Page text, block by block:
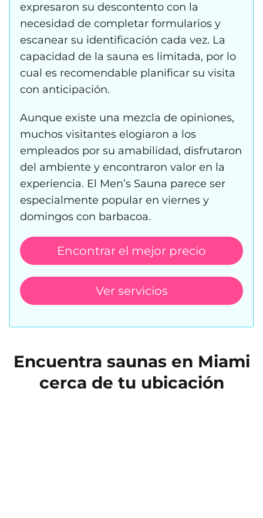
expresaron su descontento con la
necesidad de completar formularios y
escanear su identificación cada vez. La
capacidad de la sauna es limitada, por lo
cual es recomendable planificar su visita
con anticipación.
Aunque existe una mezcla de opiniones,
muchos visitantes elogiaron a los
empleados por su amabilidad, disfrutaron
del ambiente y encontraron valor en la
experiencia. El Men’s Sauna parece ser
especialmente popular en viernes y
domingos con barbacoa.
Encontrar el mejor precio
Ver servicios
Encuentra saunas en Miami
cerca de tu ubicación